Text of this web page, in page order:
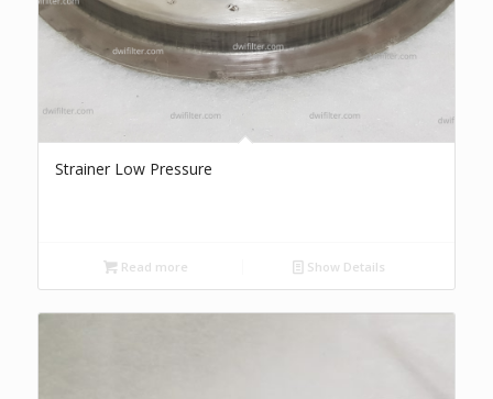
Strainer Low Pressure
Read more Show Details